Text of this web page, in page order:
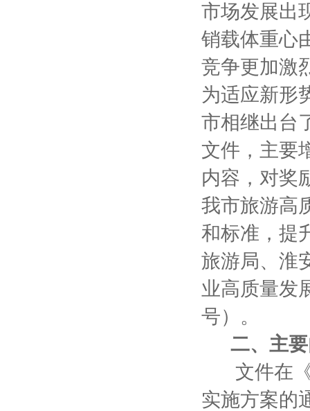
市场发展出
销载体重心
竞争更加激
为适应新形
市相继出台
文件，主要
内容，对奖
我市旅游高
和标准，提
旅游局、淮
业高质量发
号）。
二、主要
文件在《
实施方案的